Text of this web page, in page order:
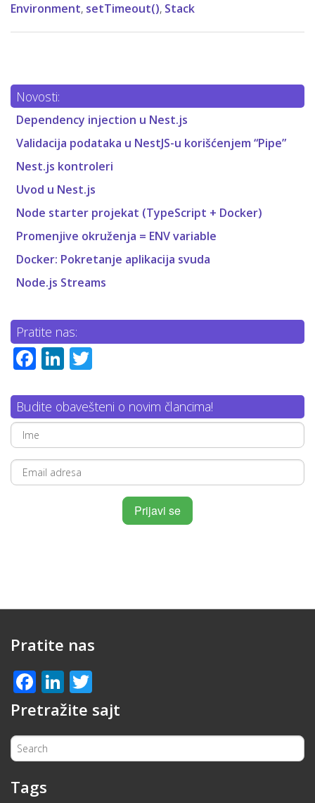
Environment, setTimeout(), Stack
Novosti:
Dependency injection u Nest.js
Validacija podataka u NestJS-u korišćenjem “Pipe”
Nest.js kontroleri
Uvod u Nest.js
Node starter projekat (TypeScript + Docker)
Promenjive okruženja = ENV variable
Docker: Pokretanje aplikacija svuda
Node.js Streams
Pratite nas:
Facebook
LinkedIn
Budite obavešteni o novim člancima!
Pratite nas
Facebook
LinkedIn
Pretražite sajt
Tags